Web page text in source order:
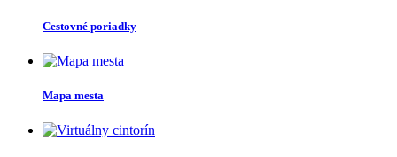
Cestovné poriadky
Mapa mesta